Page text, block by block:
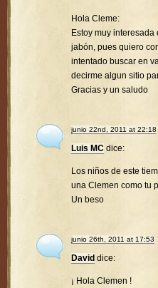
Hola Cleme:
Estoy muy
jabón, pues quiero
intentado buscar en
decirme algun sitio
Gracias y un saludo
junio 22nd, 2011 at 22:18
Luis MC dice:
Los niños de este
una Clemen como tu
Un beso
junio 26th, 2011 at 17:53
David dice:
¡ Hola Clemen !